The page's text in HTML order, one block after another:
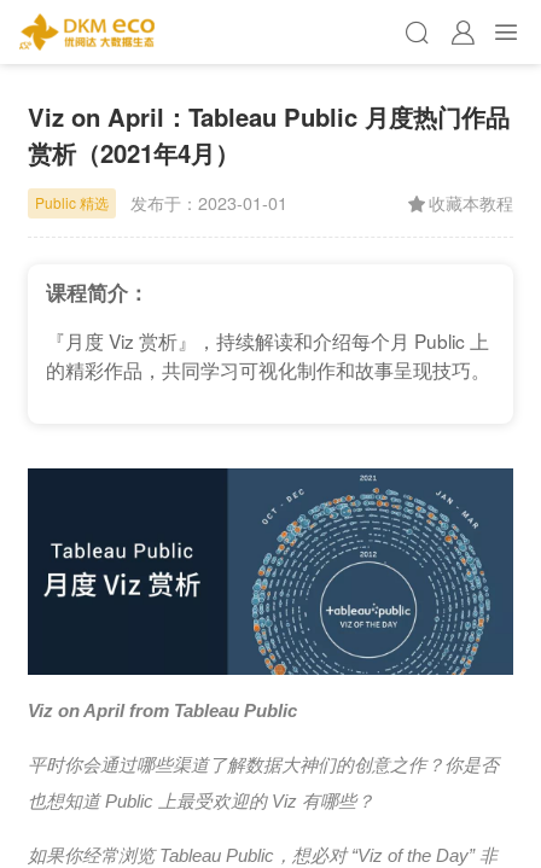
Viz on April：Tableau Public 月度热门作品
赏析（2021年4月）
Public 精选 发布于： 2023-01-01 收藏本教程
课程简介：
『月度 Viz 赏析』，持续解读和介绍每个月 Public 上
的精彩作品，共同学习可视化制作和故事呈现技巧。
Viz on April from Tableau Public
平时你会通过哪些渠道了解数据大神们的创意之作？你是否
也想知道 Public 上最受欢迎的 Viz 有哪些？
如果你经常浏览 Tableau Public，想必对 “Viz of the Day” 非